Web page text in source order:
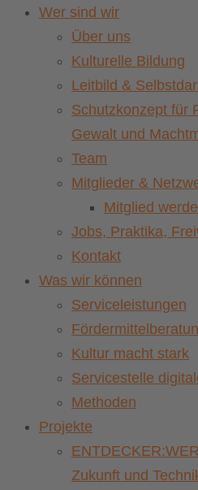
Wer sind wir
Über uns
Kulturelle Bildung
Leitbild &
Schutzkonzept für
Gewalt und
Team
Mitglieder &
Mitglied
Jobs, Praktika,
Kontakt
Was wir können
Serviceleistungen
Kultur macht stark
Servicestelle
Methoden
Projekte
Zukunft und